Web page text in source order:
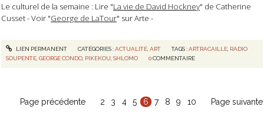
Le culturel de la semaine : Lire "La vie de David Hockney" de Catherine
Cusset - Voir "George de LaTour" sur Arte -
LIEN PERMANENT CATÉGORIES :ACTUALITÉ, ART TAGS :ARTRACAILLE RADIO
SOUPENTE ,GEORGE CONDO PIKEKOU ,SHLOMO 0 COMMENTAIRE
Page précédente 2 3 4 5 6 7 8 9 10 Page suivante